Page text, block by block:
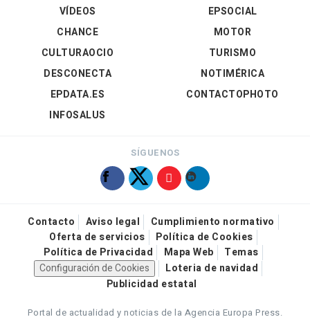
VÍDEOS
EPSOCIAL
CHANCE
CULTURAOCIO
DESCONECTA
EPDATA.ES
INFOSALUS
MOTOR
TURISMO
NOTIMÉRICA
CONTACTOPHOTO
SÍGUENOS
Contacto Aviso legal
Cumplimiento normativo
Oferta de servicios
Política de Cookies
Política de Privacidad
Mapa Web
Temas
Configuración de Cookies
Loteria de navidad
Publicidad estatal
Portal de actualidad y noticias de la Agencia Europa Press.